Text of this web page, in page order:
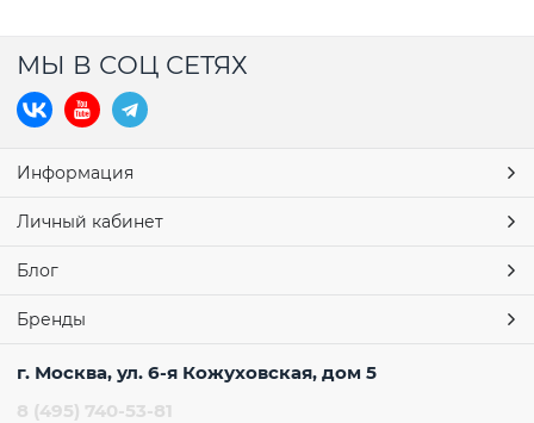
МЫ В СОЦ СЕТЯХ
Информация
Личный кабинет
Блог
Бренды
г. Москва, ул. 6-я Кожуховская, дом 5
8 (495) 740-53-81